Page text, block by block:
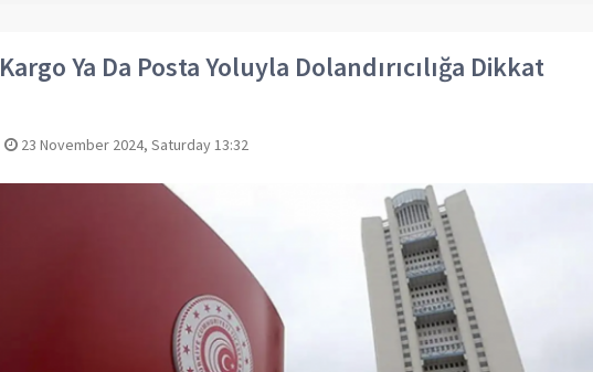
Kargo Ya Da Posta Yoluyla Dolandırıcılığa Dikkat
23 November 2024, Saturday 13:32